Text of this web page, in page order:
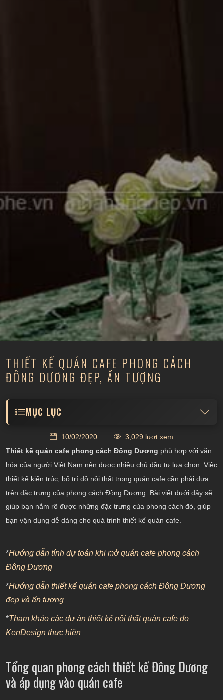
THIẾT KẾ QUÁN CAFE PHONG CÁCH
ĐÔNG DƯƠNG ĐẸP, ẤN TƯỢNG
MỤC LỤC
dụng vào quán cafe
Màu sắc trong thiết kế quán cafe Đông Dương
cafe
10/02/2020
3,029 lượt xem
Thiết kế quán cafe phong cách Đông Dương phù hợp với văn
hóa của người Việt Nam nên được nhiều chủ đầu tư lựa chọn. Việc
thiết kế kiến trúc, bố trí đồ nội thất trong quán cafe cần phải dựa
trên đặc trưng của phong cách Đông Dương. Bài viết dưới đây sẽ
giúp bạn nắm rõ được những đặc trưng của phong cách đó, giúp
bạn vận dụng dễ dàng cho quá trình thiết kế quán cafe.
*Hướng dẫn tính dự toán khi mở quán cafe phong cách
Đông Dương
*Hướng dẫn thiết kế quán cafe phong cách Đông Dương
đẹp và ấn tượng
*Tham khảo các dự án thiết kế nội thất quán cafe do
KenDesign thực hiện
Tổng quan phong cách thiết kế Đông Dương
và áp dụng vào quán cafe